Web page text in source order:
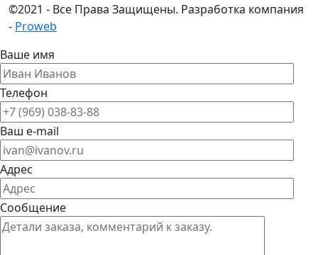
©2021 - Все Права Защищены. Разработка компания
- Proweb
Ваше имя
Телефон
Ваш e-mail
Адрес
Сообщение